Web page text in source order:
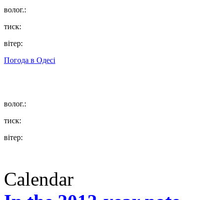
волог.:
тиск:
вітер:
Погода в Одесі
волог.:
тиск:
вітер:
Calendar